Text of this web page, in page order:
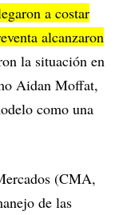
a costar
alcanzaron
la situación en
Aidan Moffat,
como una
(CMA,
de las